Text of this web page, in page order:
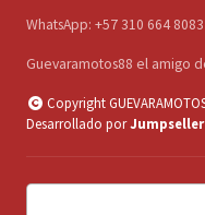
WhatsApp: +57 310 664 8083
Guevaramotos88 el amigo
Copyright
Desarrollado porJumpseller